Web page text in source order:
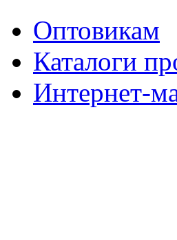
Оптовикам
Каталоги
Интернет-